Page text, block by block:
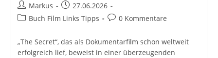
Beitrags-
Autor:
Markus
Beitrag
veröffentlicht:
27.06.2026
Beitrags-
Buch Film Links Tipps
Beitrags-
0 Kommentare
„The Secret“, das als Dokumentarfilm schon weltweit
erfolgreich lief, beweist in einer überzeugenden